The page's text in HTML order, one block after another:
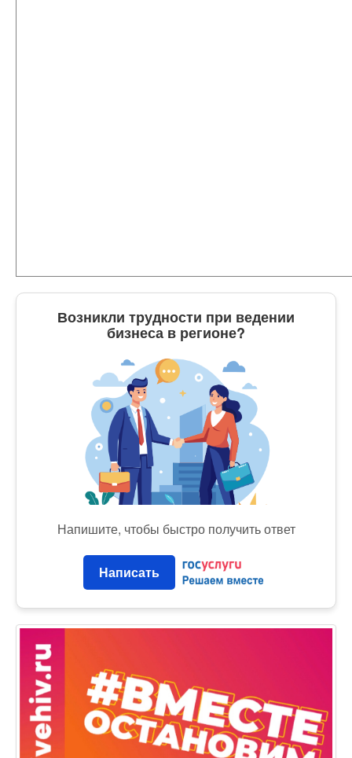
Возникли трудности при ведении
бизнеса в регионе?
Напишите, чтобы быстро получить ответ
Написать